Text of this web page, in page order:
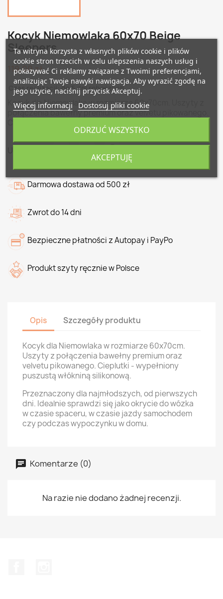
Kocyk Niemowlaka 60x70 Beige
Sleepers
119,00 zł
Czas realizacji: do 5 dni roboczych
Kocyk dla Niemowlaka w rozmiarze 60x70cm. Uszyty z
połączenia bawełny premium oraz velvetu pikowanego.
Cieplutki - z wypełnieniem.
Darmowa dostawa od 500 zł
Zwrot do 14 dni
Bezpieczne płatności z Autopay i PayPo
Produkt szyty ręcznie w Polsce
Opis Szczegóły produktu
Kocyk dla Niemowlaka w rozmiarze 60x70cm.
Uszyty z połączenia bawełny premium oraz
velvetu pikowanego. Cieplutki - wypełniony
puszustą włókniną silikonową.
Przeznaczony dla najmłodszych, od pierwszych
dni. Idealnie sprawdzi się jako okrycie do wózka
w czasie spaceru, w czasie jazdy samochodem
czy podczas wypoczynku w domu.
Komentarze (0)
Na razie nie dodano żadnej recenzji.
Ta witryna korzysta z własnych plików cookie i plików
cookie stron trzecich w celu ulepszenia naszych usług i
pokazywać Ci reklamy związane z Twoimi preferencjami,
analizując Twoje nawyki nawigacja. Aby wyrazić zgodę na
jego użycie, naciśnij przycisk Akceptuj.
Więcej informacji Dostosuj pliki cookie
ODRZUĆ WSZYSTKO
AKCEPTUJĘ